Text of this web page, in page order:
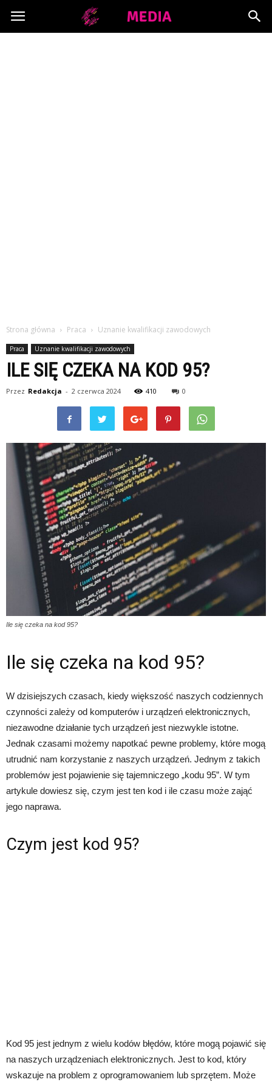
Copymedia.pl
Strona główna Praca Uznanie kwalifikacji zawodowych
Praca Uznanie kwalifikacji zawodowych
ILE SIĘ CZEKA NA KOD 95?
Przez Redakcja - 2 czerwca 2024 410 0
Ile się czeka na kod 95?
Ile się czeka na kod 95?
W dzisiejszych czasach, kiedy większość naszych codziennych
czynności zależy od komputerów i urządzeń elektronicznych,
niezawodne działanie tych urządzeń jest niezwykle istotne.
Jednak czasami możemy napotkać pewne problemy, które mogą
utrudnić nam korzystanie z naszych urządzeń. Jednym z takich
problemów jest pojawienie się tajemniczego „kodu 95”. W tym
artykule dowiesz się, czym jest ten kod i ile czasu może zająć
jego naprawa.
Czym jest kod 95?
Kod 95 jest jednym z wielu kodów błędów, które mogą pojawić się
na naszych urządzeniach elektronicznych. Jest to kod, który
wskazuje na problem z oprogramowaniem lub sprzętem. Może